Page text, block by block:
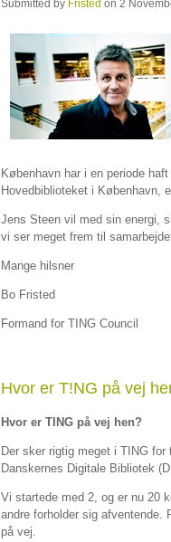
Submitted by Fristed on 2
København har i en periode
Hovedbiblioteket i København,
Jens Steen vil med sin energi,
vi ser meget frem til
Mange hilsner
Bo Fristed
Formand for TING Council
Hvor er T!NG på vej
Hvor er TING på vej hen?
Der sker rigtig meget i TING
Danskernes Digitale Bibliotek
Vi startede med 2, og er nu 20
andre forholder sig afventende.
på vej.